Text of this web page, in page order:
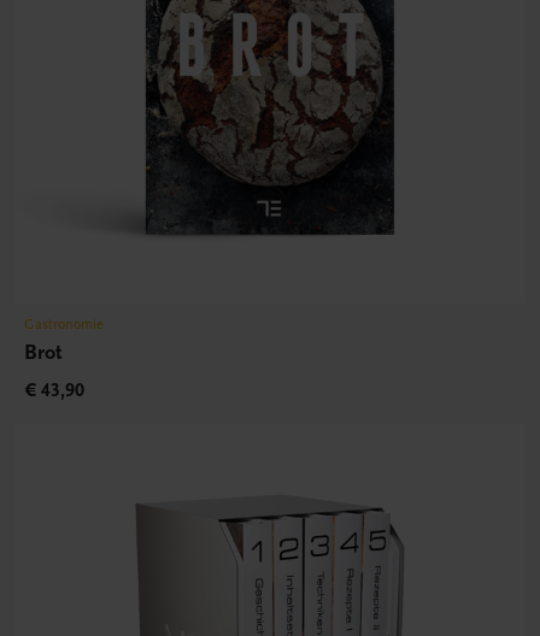
Gastronomie
Brot
€ 43,90